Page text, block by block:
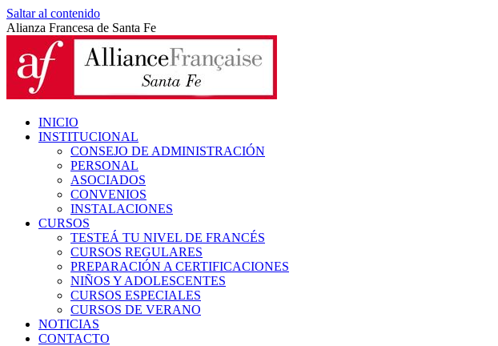
Saltar al contenido
Alianza Francesa de Santa Fe
INICIO
INSTITUCIONAL
CONSEJO DE ADMINISTRACIÓN
PERSONAL
ASOCIADOS
CONVENIOS
INSTALACIONES
CURSOS
TESTEÁ TU NIVEL DE FRANCÉS
CURSOS REGULARES
PREPARACIÓN A CERTIFICACIONES
NIÑOS Y ADOLESCENTES
CURSOS ESPECIALES
CURSOS DE VERANO
NOTICIAS
CONTACTO